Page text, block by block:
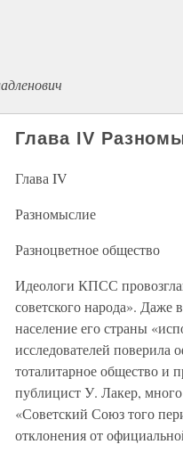
Глава IV
Глава IV
Разномыслие
Разноцветное общество
Идеологи КПСС
советского народа». Даже
население его страны
исследователей
тоталитарное общество и
публицист У. Лакер,
«Советский Союз того
отклонения от